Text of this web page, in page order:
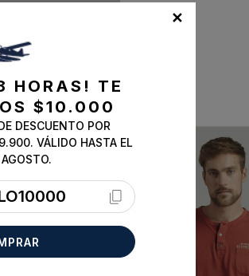
✕
HORAS! TE
$10.000
DESCUENTO POR
VÁLIDO HASTA EL